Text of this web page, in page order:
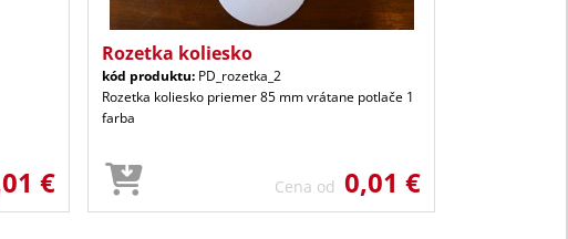
€
Rozetka koliesko
kód produktu: PD_rozetka_2
Rozetka koliesko priemer 85 mm vrátane potlače 1
farba
Cena od 0,01 €